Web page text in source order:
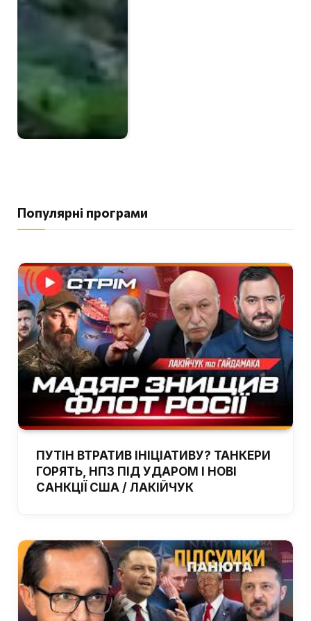
Популярні програми
ПУТІН ВТРАТИВ ІНІЦІАТИВУ? ТАНКЕРИ
ГОРЯТЬ, НПЗ ПІД УДАРОМ І НОВІ
САНКЦІЇ США / ЛАКІЙЧУК